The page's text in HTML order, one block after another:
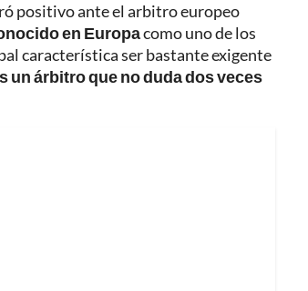
positivo ante el arbitro europeo
en Europacomo uno de los
característica ser bastante exigente
un árbitro que no duda dos veces